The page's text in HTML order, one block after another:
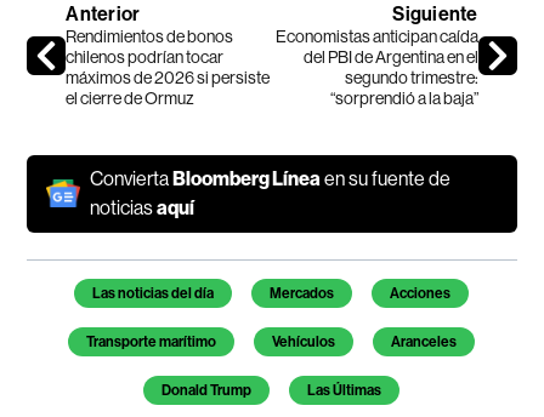
Anterior
Rendimientos de bonos
chilenos podrían tocar
máximos de 2026 si persiste
el cierre de Ormuz
Siguiente
Economistas anticipan caída
del PBI de Argentina en el
segundo trimestre:
“sorprendió a la baja”
ConviertaBloomberg Línea en su fuente de
noticiasaquí
Temas de este artículo
Las noticias del día Mercados Acciones
Transporte marítimo Vehículos Aranceles
Donald Trump Las Últimas